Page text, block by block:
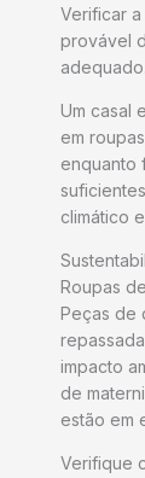
Verificar
provável
adequado.
Um casal
em
enquanto
climático
Roupas
Peças de
impacto
de
estão em
Verifique